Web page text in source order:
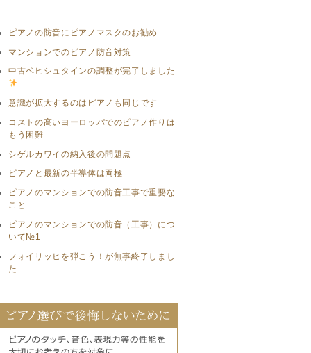
ピアノの防音にピアノマスクのお勧め
マンションでのピアノ防音対策
中古ベヒシュタインの調整が完了しました
意識が拡大するのはピアノも同じです
コストの高いヨーロッパでのピアノ作りは
もう困難
シゲルカワイの納入後の問題点
ピアノと最新の半導体は両極
ピアノのマンションでの防音工事で重要な
こと
ピアノのマンションでの防音（工事）につ
いて№1
フォイリッヒを弾こう！が無事終了しまし
た